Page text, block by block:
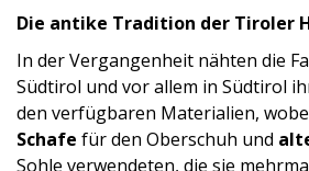
Die antike Tradition der Tiroler
In der Vergangenheit nähten die
Südtirol und vor allem in Südtirol
den verfügbaren Materialien,
Schafe für den Oberschuh und
Sohle verwendeten, die sie